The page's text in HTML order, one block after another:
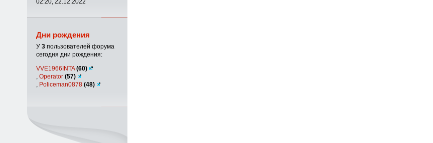
02:20, 22.12.2022
Дни рождения
У 3пользователей форума
сегодня дни рождения:
VVE1966INTA(60)
Operator (57)
Policeman0878 (48)